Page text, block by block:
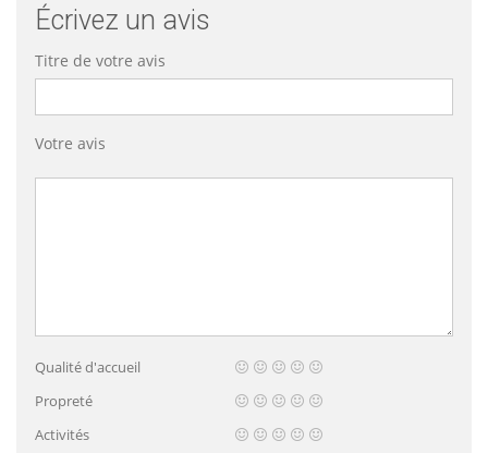
Écrivez un avis
Titre de votre avis
Votre avis
Qualité d'accueil
Propreté
Activités